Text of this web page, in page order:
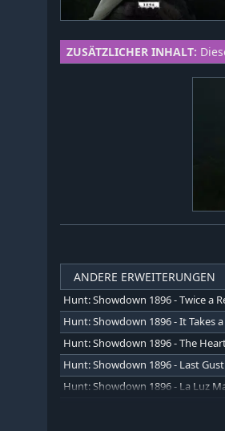
ZUSÄTZLICHER INHALT:
ANDERE ERWEITERUNGEN
Hunt: Showdown 1896 - Twice a
Hunt: Showdown 1896 - It Takes
Hunt: Showdown 1896 - The
Hunt: Showdown 1896 - Last Gust
Hunt: Showdown 1896 - La Luz